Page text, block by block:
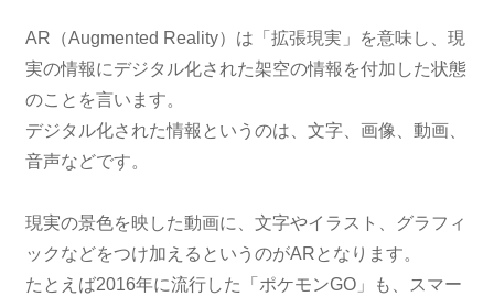
AR（Augmented Reality）は「拡張現実」を意味し、現
実の情報にデジタル化された架空の情報を付加した状態
のことを言います。
デジタル化された情報というのは、文字、画像、動画、
音声などです。
現実の景色を映した動画に、文字やイラスト、グラフィ
ックなどをつけ加えるというのがARとなります。
たとえば2016年に流行した「ポケモンGO」も、スマー